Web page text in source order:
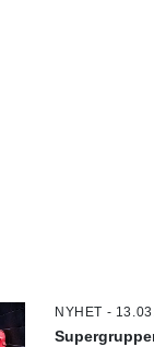
NYHET -